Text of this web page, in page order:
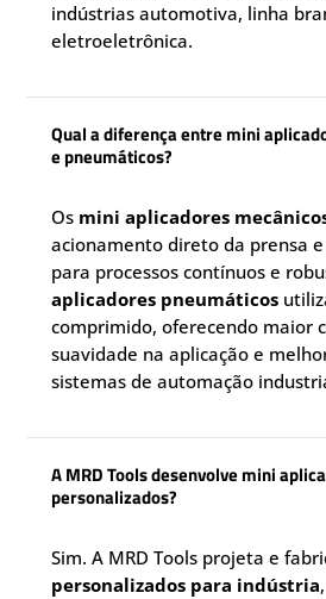
indústrias automotiva, linha
eletroeletrônica.
Qual a diferença entre mini
e pneumáticos?
Os mini aplicadores
acionamento direto da prensa
para processos contínuos e
aplicadores pneumáticos
comprimido, oferecendo maior
suavidade na aplicação e
sistemas de automação
A MRD Tools desenvolve mini
personalizados?
Sim. A MRD Tools projeta e
personalizados para indústria